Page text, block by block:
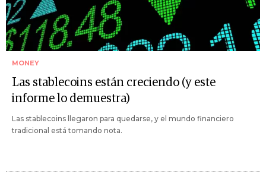
MONEY
Las stablecoins están creciendo (y este
informe lo demuestra)
Las stablecoins llegaron para quedarse, y el mundo financiero
tradicional está tomando nota.